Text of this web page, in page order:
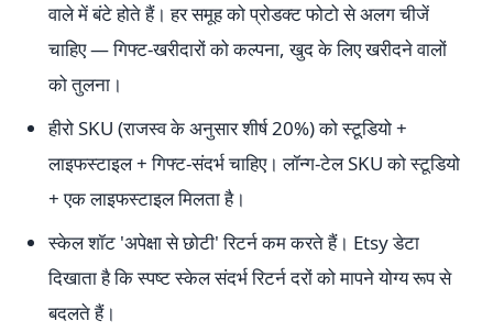
वाले में बंटे होते हैं। हर समूह को प्रोडक्ट फोटो से अलग चीजें
चाहिए — गिफ्ट-खरीदारों को कल्पना, खुद के लिए खरीदने वालों
को तुलना।
हीरो SKU (राजस्व के अनुसार शीर्ष 20%) को स्टूडियो +
लाइफस्टाइल + गिफ्ट-संदर्भ चाहिए। लॉन्ग-टेल SKU को स्टूडियो
+ एक लाइफस्टाइल मिलता है।
स्केल शॉट 'अपेक्षा से छोटी' रिटर्न कम करते हैं। Etsy डेटा
दिखाता है कि स्पष्ट स्केल संदर्भ रिटर्न दरों को मापने योग्य रूप से
बदलते हैं।